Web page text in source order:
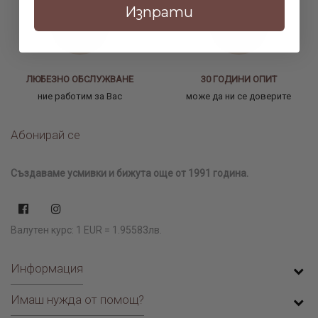
ЛЮБЕЗНО ОБСЛУЖВАНЕ
ние работим за Вас
30 ГОДИНИ ОПИТ
може да ни се доверите
Абонирай се
Създаваме усмивки и бижута още от 1991 година.
Валутен курс: 1 EUR = 1.95583лв.
Информация
Имаш нужда от помощ?
Изпрати